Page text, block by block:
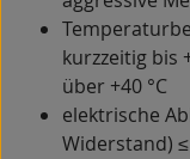
kurzzeitig bis
über +40 °C
elektrische
Widerstand)